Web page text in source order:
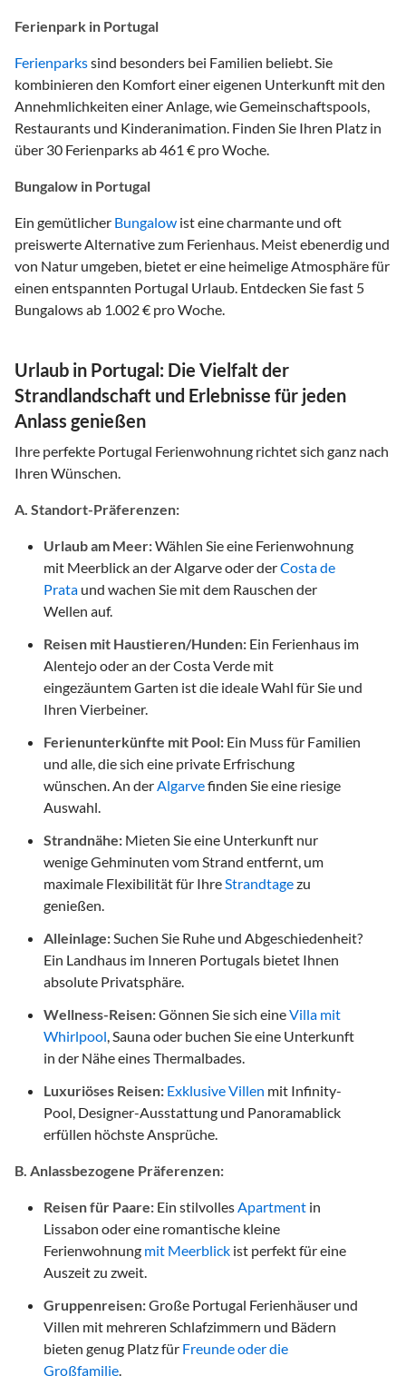
Ferienpark in Portugal
Ferienparkssind besonders bei Familien beliebt. Sie
kombinieren den Komfort einer eigenen Unterkunft mit den
Annehmlichkeiten einer Anlage, wie Gemeinschaftspools,
Restaurants und Kinderanimation. Finden Sie Ihren Platz in
über 30 Ferienparks ab 461 € pro Woche.
Bungalow in Portugal
Ein gemütlicher Bungalow ist eine charmante und oft
preiswerte Alternative zum Ferienhaus. Meist ebenerdig und
von Natur umgeben, bietet er eine heimelige Atmosphäre für
einen entspannten Portugal Urlaub. Entdecken Sie fast 5
Bungalows ab 1.002 € pro Woche.
Urlaub in Portugal: Die Vielfalt der
Strandlandschaft und Erlebnisse für jeden
Anlass genießen
Ihre perfekte Portugal Ferienwohnung richtet sich ganz nach
Ihren Wünschen.
A. Standort-Präferenzen:
Urlaub am Meer:Wählen Sie eine Ferienwohnung
mit Meerblick an der Algarve oder derCosta de
Prata und wachen Sie mit dem Rauschen der
Wellen auf.
Reisen mit Haustieren/Hunden: Ein Ferienhaus im
Alentejo oder an der Costa Verde mit
eingezäuntem Garten ist die ideale Wahl für Sie und
Ihren Vierbeiner.
Ferienunterkünfte mit Pool: Ein Muss für Familien
und alle, die sich eine private Erfrischung
wünschen. An derAlgarvefinden Sie eine riesige
Auswahl.
Strandnähe: Mieten Sie eine Unterkunft nur
wenige Gehminuten vom Strand entfernt, um
maximale Flexibilität für IhreStrandtagezu
genießen.
Alleinlage:Suchen Sie Ruhe und Abgeschiedenheit?
Ein Landhaus im Inneren Portugals bietet Ihnen
absolute Privatsphäre.
Wellness-Reisen:Gönnen Sie sich eineVilla mit
Whirlpool, Sauna oder buchen Sie eine Unterkunft
in der Nähe eines Thermalbades.
Luxuriöses Reisen: Exklusive Villen mit Infinity-
Pool, Designer-Ausstattung und Panoramablick
erfüllen höchste Ansprüche.
B. Anlassbezogene Präferenzen:
Reisen für Paare: Ein stilvollesApartment in
Lissabon oder eine romantische kleine
Ferienwohnung mit Meerblick ist perfekt für eine
Auszeit zu zweit.
Gruppenreisen:Große Portugal Ferienhäuser und
Villen mit mehreren Schlafzimmern und Bädern
bieten genug Platz für Freunde oder die
Großfamilie.